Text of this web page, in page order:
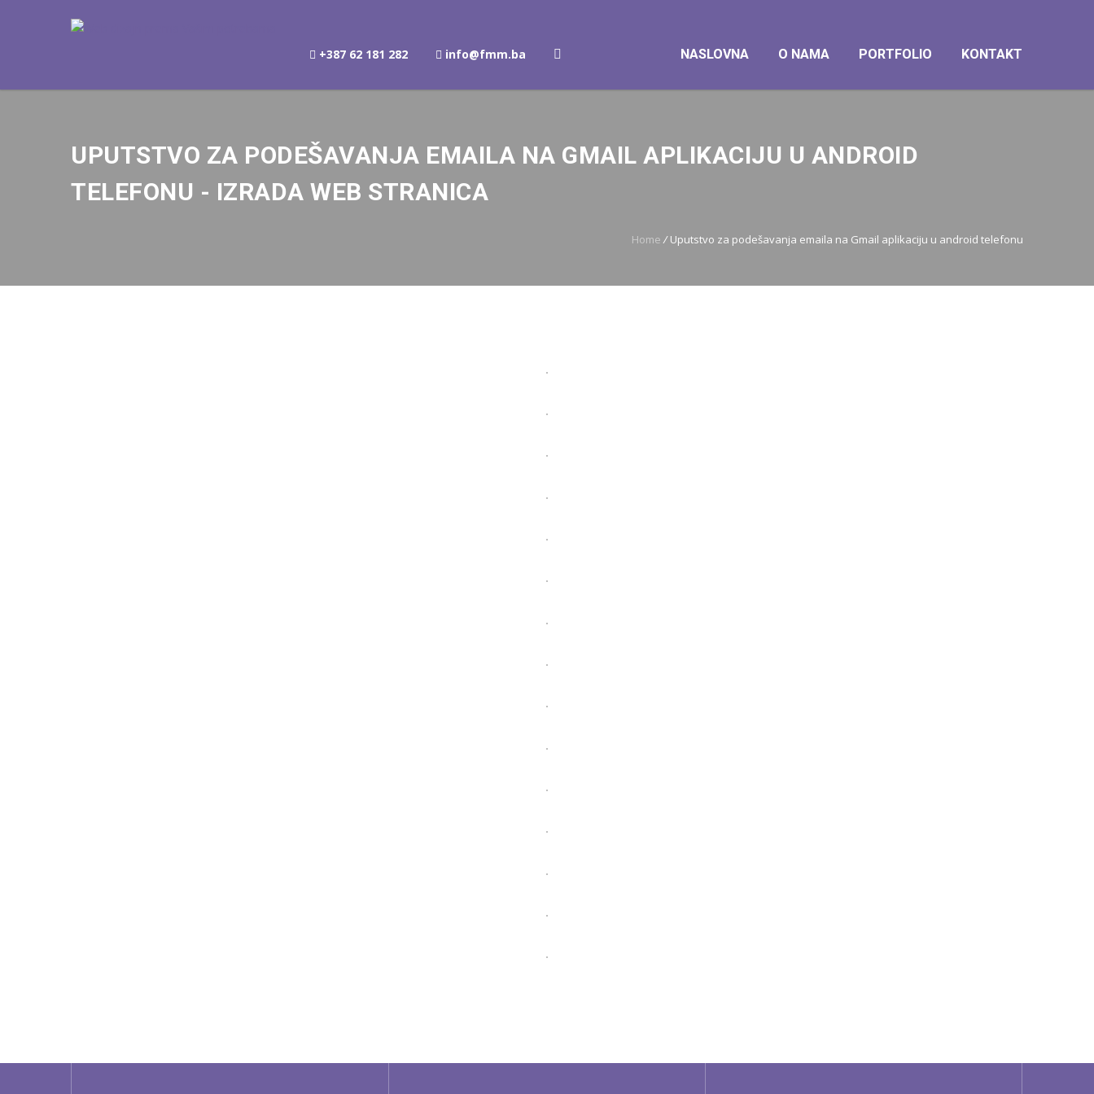
+387 62 181 282 info@fmm.ba NASLOVNA O NAMA PORTFOLIO KONTAKT
UPUTSTVO ZA PODEŠAVANJA EMAILA NA GMAIL APLIKACIJU U ANDROID
TELEFONU - IZRADA WEB STRANICA
Home / Uputstvo za podešavanja emaila na Gmail aplikaciju u android telefonu